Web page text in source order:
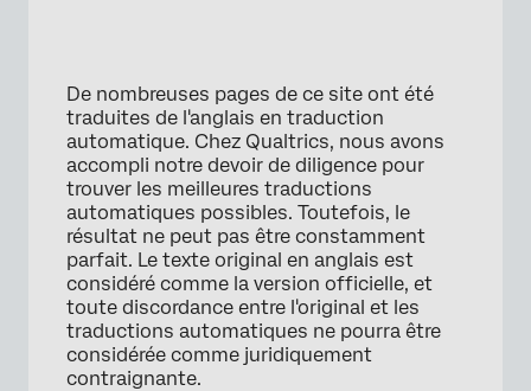
×
De nombreuses pages de ce site ont été
traduites de l'anglais en traduction
automatique. Chez Qualtrics, nous avons
accompli notre devoir de diligence pour
trouver les meilleures traductions
automatiques possibles. Toutefois, le
résultat ne peut pas être constamment
parfait. Le texte original en anglais est
considéré comme la version officielle, et
toute discordance entre l'original et les
traductions automatiques ne pourra être
considérée comme juridiquement
contraignante.